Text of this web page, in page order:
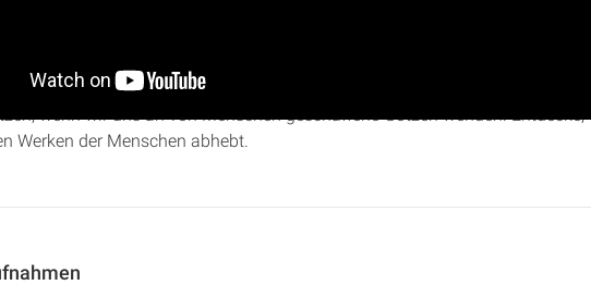
Müdigkeit der Götzenbildner mit der unerschöpflichen Kraft Gottes und
wenn wir uns an von Menschen geschaffene Götzen wenden.
Werken der Menschen abhebt.